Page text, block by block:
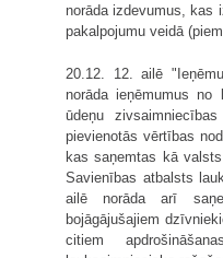
norāda izdevumus, kas
pakalpojumu veidā
20.12. 12. ailē
norāda ieņēmumus no
ūdeņu
pievienotās vērtības
kas saņemtas kā
Savienības atbalsts
ailē norāda arī
bojāgājušajiem
citiem